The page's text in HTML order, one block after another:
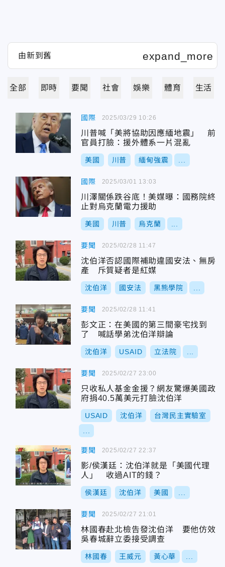
全部 即時 要聞 社會 娛樂 體育 生活
國際
川普喊「美將協助因應緬地震」 前
官員打臉：援外體系一片混亂
美國 川普 緬甸強震
2025/03/29 10:26
國際
川澤關係跌谷底！美媒曝：國務院終
止對烏克蘭電力援助
美國 川普 烏克蘭
2025/03/01 13:03
要聞
沈伯洋否認國際補助違國安法、無房
產 斥質疑者是紅媒
沈伯洋 國安法 黑熊學院
2025/02/28 11:47
要聞
彭文正：在美國的第三間豪宅找到
了 喊話學弟沈伯洋辯論
沈伯洋 USAID 立法院
2025/02/28 11:41
要聞
只收私人基金金援？網友驚爆美國政
府捐40.5萬美元打臉沈伯洋
USAID 沈伯洋 台灣民主實驗室
2025/02/27 23:00
要聞
影/侯漢廷：沈伯洋就是「美國代理
人」 收過AIT的錢？
侯漢廷 沈伯洋 美國
2025/02/27 22:37
要聞
林國春赴北檢告發沈伯洋 要他仿效
吳春城辭立委接受調查
林國春 王威元 黃心華
2025/02/27 21:01